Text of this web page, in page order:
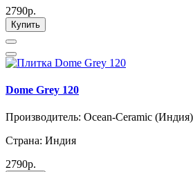
2790р.
Купить
Dome Grey 120
Производитель: Ocean-Ceramic (Индия)
Страна: Индия
2790р.